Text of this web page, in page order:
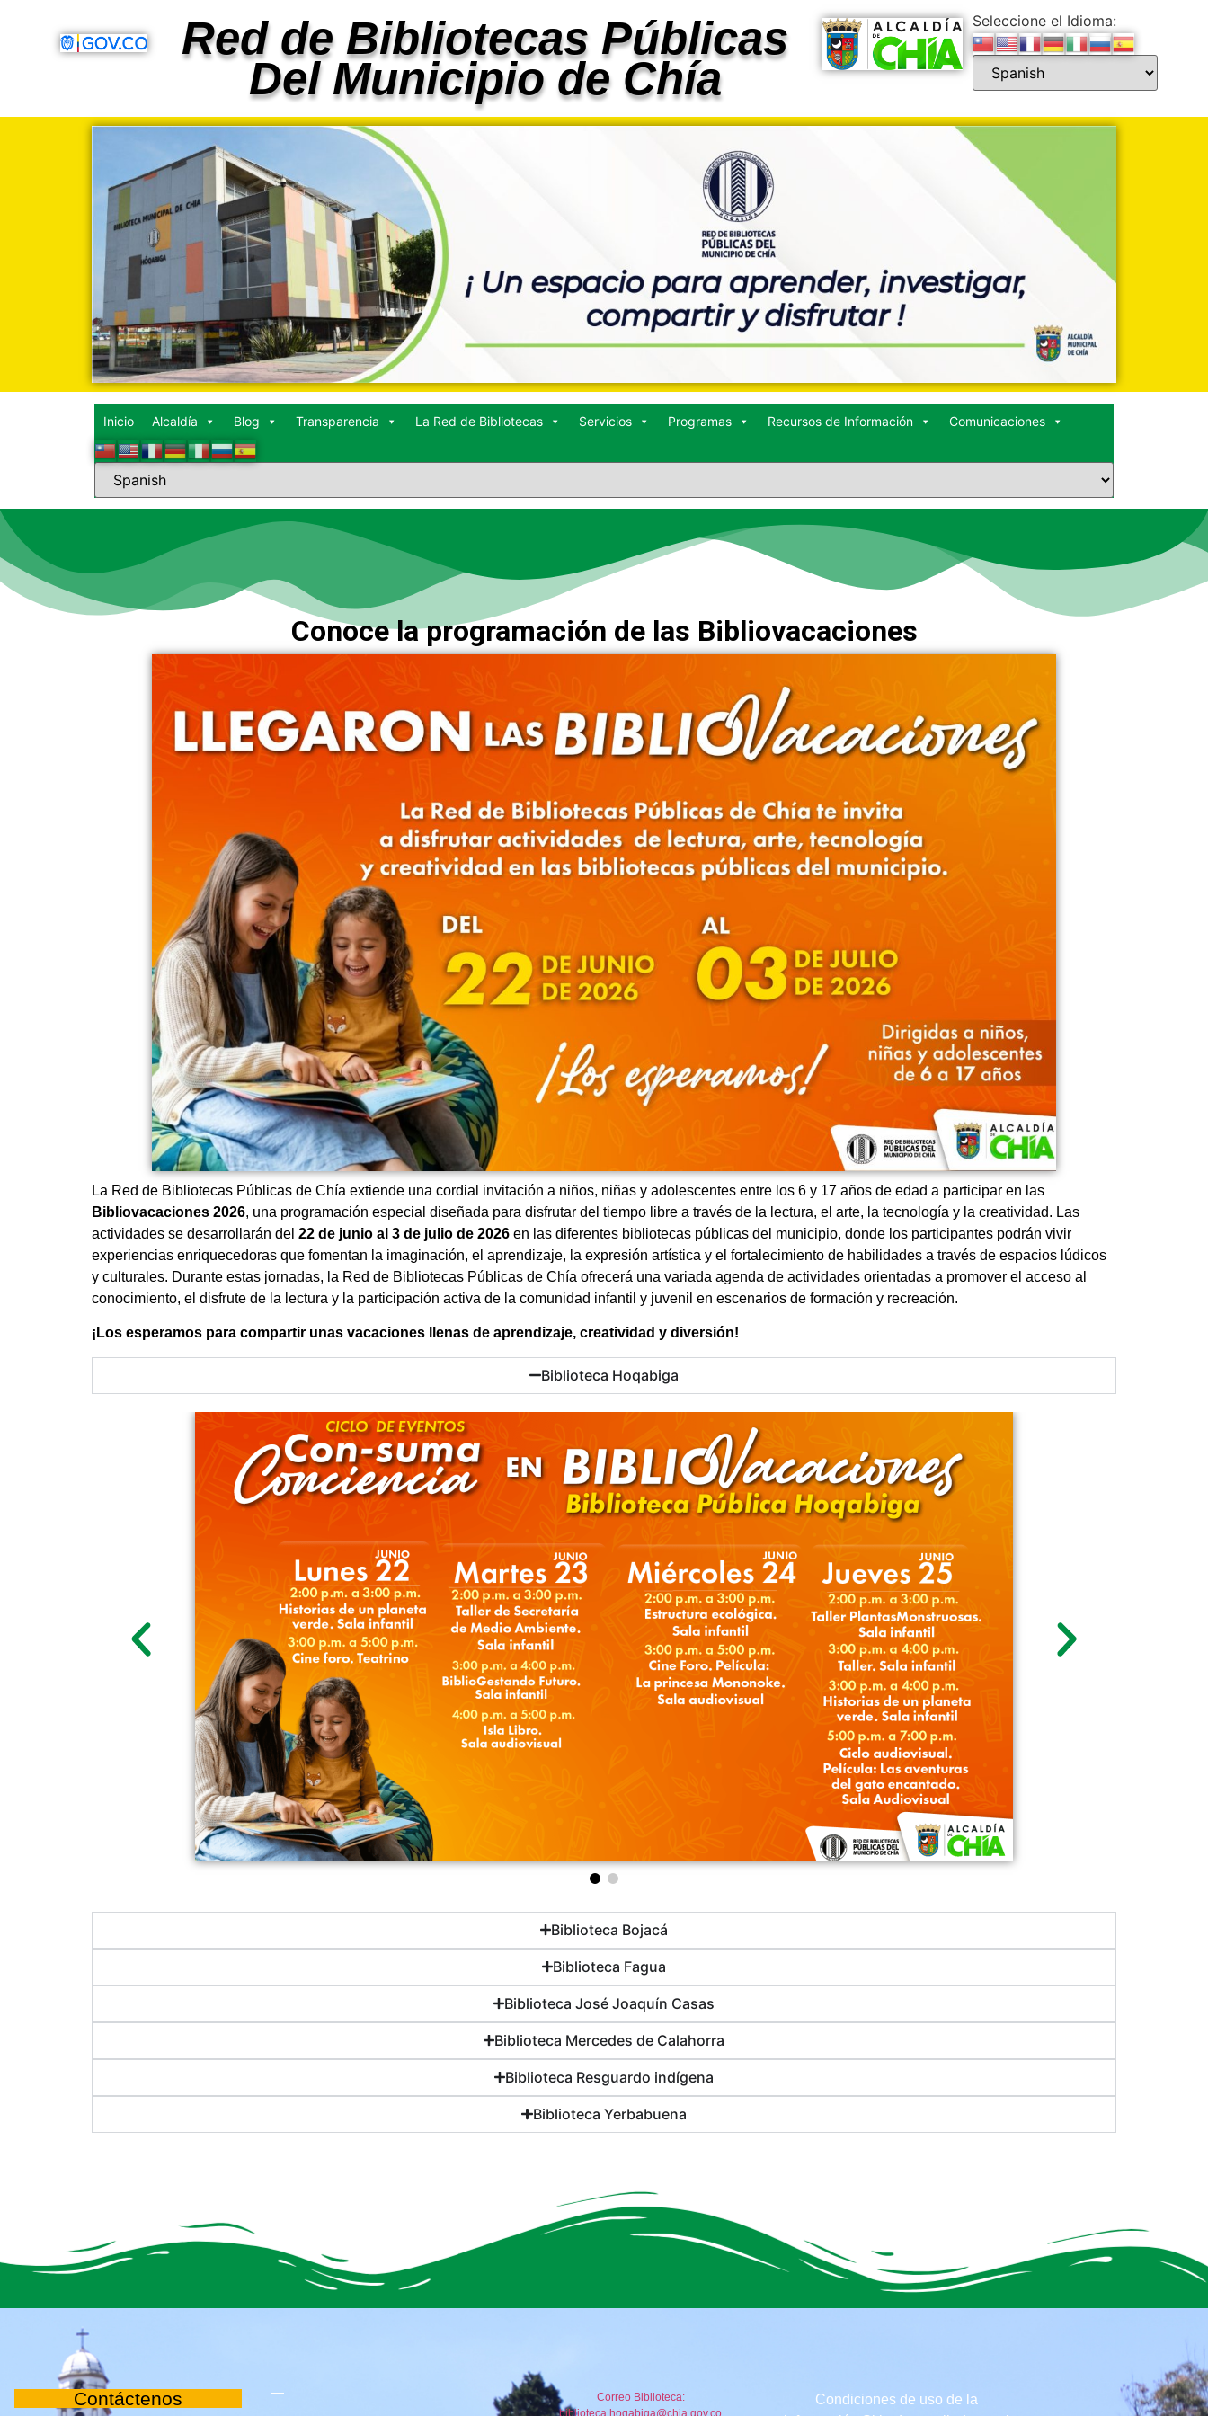
Red de Bibliotecas Públicas
Del Municipio de Chía
Seleccione el Idioma:
Inicio Alcaldía Blog Transparencia La Red de Bibliotecas Servicios Programas Recursos de Información Comunicaciones
Conoce la programación de las Bibliovacaciones
La Red de Bibliotecas Públicas de Chía extiende una cordial invitación a niños, niñas y adolescentes entre los 6 y 17 años de edad a participar en las
Bibliovacaciones 2026, una programación especial diseñada para disfrutar del tiempo libre a través de la lectura, el arte, la tecnología y la creatividad. Las
actividades se desarrollarán del 22 de junio al 3 de julio de 2026 en las diferentes bibliotecas públicas del municipio, donde los participantes podrán vivir
experiencias enriquecedoras que fomentan la imaginación, el aprendizaje, la expresión artística y el fortalecimiento de habilidades a través de espacios lúdicos
y culturales. Durante estas jornadas, la Red de Bibliotecas Públicas de Chía ofrecerá una variada agenda de actividades orientadas a promover el acceso al
conocimiento, el disfrute de la lectura y la participación activa de la comunidad infantil y juvenil en escenarios de formación y recreación.
¡Los esperamos para compartir unas vacaciones llenas de aprendizaje, creatividad y diversión!
Biblioteca Hoqabiga
Biblioteca Bojacá
Biblioteca Fagua
Biblioteca José Joaquín Casas
Biblioteca Mercedes de Calahorra
Biblioteca Resguardo indígena
Biblioteca Yerbabuena
Contáctenos
Correo Biblioteca:
biblioteca.hoqabiga@chia.gov.co
Condiciones de uso de la